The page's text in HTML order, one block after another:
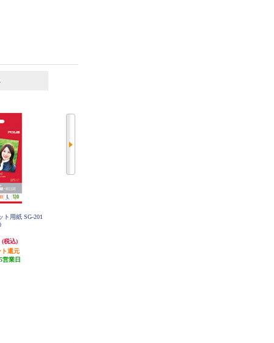
ト用紙 SG-201
(税込)
ト還元
5営業日